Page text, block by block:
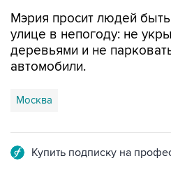
Мэрия просит людей
улице в непогоду: не
деревьями и не
автомобили.
Москва
Купить подписку на